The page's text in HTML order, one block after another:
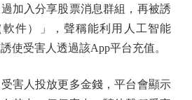
加入分享股票消息群組，再被誘
件）」，聲稱能利用人工智能
使受害人透過該App平台充值。
人投放更多金錢，平台會顯示